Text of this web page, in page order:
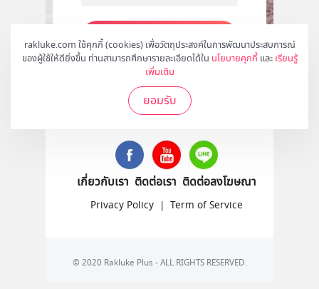
rakluke.com ใช้คุกกี้ (cookies) เพื่อวัตถุประสงค์ในการพัฒนาประสบการณ์
ของผู้ใช้ให้ดียิ่งขึ้น ท่านสามารถศึกษารายละเอียดได้ใน นโยบายคุกกี้ และ เรียนรู้
เพิ่มเติม
ยอมรับ
สมัคร
ติดตามเราได้ที่
เกี่ยวกับเรา ติดต่อเรา ติดต่อลงโฆษณา
Privacy Policy | Term of Service
© 2020 Rakluke Plus - ALL RIGHTS RESERVED.